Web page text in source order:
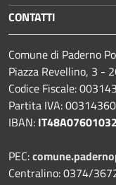
CONTATTI
Comune di Paderno
Piazza Revellino, 3 -
Codice Fiscale:
Partita IVA:
IBAN:
PEC:
Centralino: 0374/